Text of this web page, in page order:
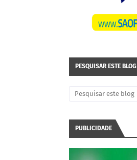
PESQUISAR ESTE BLOG
PUBLICIDADE